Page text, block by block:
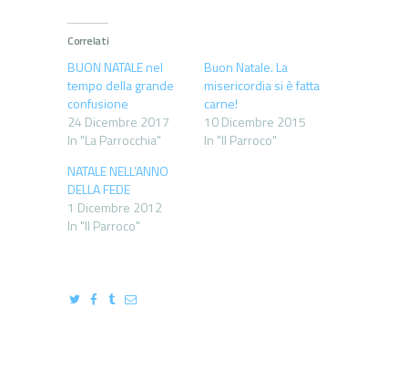
Correlati
BUON NATALE nel
tempo della grande
confusione
24 Dicembre 2017
In "La Parrocchia"
Buon Natale. La
misericordia si è fatta
carne!
10 Dicembre 2015
In "Il Parroco"
NATALE NELL’ANNO
DELLA FEDE
1 Dicembre 2012
In "Il Parroco"